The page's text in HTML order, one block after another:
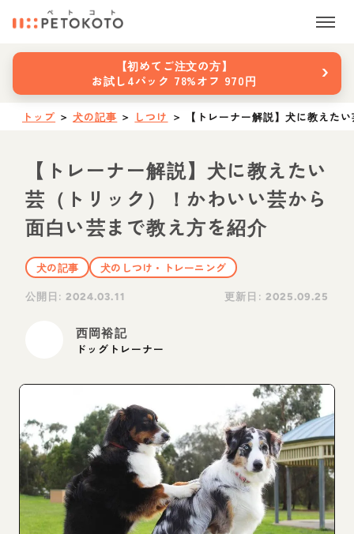
【初めてご注文の方】
お試し4パック 78%オフ 970円
›
トップ ＞ 犬の記事 ＞ しつけ ＞ 【トレーナー解説】犬に教えた
【トレーナー解説】犬に教えたい
芸（トリック）！かわいい芸から
面白い芸まで教え方を紹介
犬の記事
犬のしつけ・トレーニング
公開日:2024.03.11 更新日: 2025.09.25
西岡裕記
ドッグトレーナー